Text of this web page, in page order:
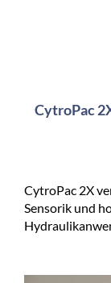
CytroPac
CytroPac 2X
Sensorik und